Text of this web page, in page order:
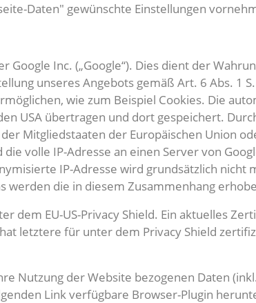
Daten" gewünschte Einstellungen
Inc. („Google“). Dies dient der
unseres Angebots gemäß Art. 6 Abs. 1
wie zum Beispiel Cookies. Die
USA übertragen und dort gespeichert.
Mitgliedstaaten der Europäischen Union
volle IP-Adresse an einen Server von
IP-Adresse wird grundsätzlich nicht
werden die in diesem Zusammenhang
dem EU-US-Privacy Shield. Ein aktuelles
letztere für unter dem Privacy Shield
Nutzung der Website bezogenen Daten
Link verfügbare Browser-Plugin